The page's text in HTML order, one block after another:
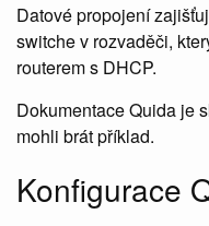
Datové propojení
switche v rozvaděči,
routerem s DHCP.
Dokumentace Quida je
mohli brát příklad.
Konfigurace